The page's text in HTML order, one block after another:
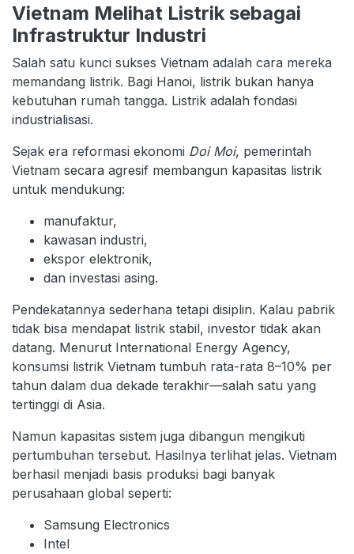
Vietnam Melihat Listrik sebagai
Infrastruktur Industri
Salah satu kunci sukses Vietnam adalah cara mereka
memandang listrik. Bagi Hanoi, listrik bukan hanya
kebutuhan rumah tangga. Listrik adalah fondasi
industrialisasi.
Sejak era reformasi ekonomi Doi Moi, pemerintah
Vietnam secara agresif membangun kapasitas listrik
untuk mendukung:
manufaktur,
kawasan industri,
ekspor elektronik,
dan investasi asing.
Pendekatannya sederhana tetapi disiplin. Kalau pabrik
tidak bisa mendapat listrik stabil, investor tidak akan
datang. Menurut International Energy Agency,
konsumsi listrik Vietnam tumbuh rata-rata 8–10% per
tahun dalam dua dekade terakhir—salah satu yang
tertinggi di Asia.
Namun kapasitas sistem juga dibangun mengikuti
pertumbuhan tersebut. Hasilnya terlihat jelas. Vietnam
berhasil menjadi basis produksi bagi banyak
perusahaan global seperti:
Samsung Electronics
Intel